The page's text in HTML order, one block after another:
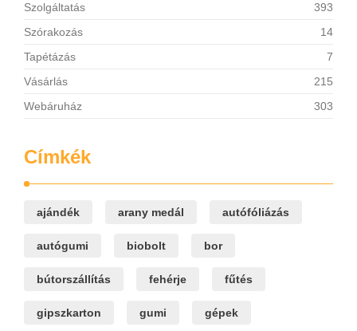
Szolgáltatás
393
Szórakozás
14
Tapétázás
7
Vásárlás
215
Webáruház
303
Címkék
ajándék arany medál autófóliázás
autógumi biobolt bor
bútorszállítás fehérje fűtés
gipszkarton gumi gépek